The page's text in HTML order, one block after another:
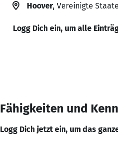
Hoover, Vereinigte
Logg Dich ein, um alle
Fähigkeiten und
Logg Dich jetzt ein, um das